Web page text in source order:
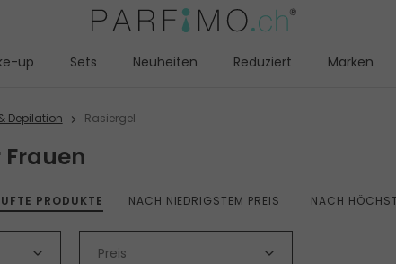
up Sets Neuheiten Reduziert Marken
Depilation Rasiergel
PRODUKTE NACH NIEDRIGSTEM PREIS NACH
Preis